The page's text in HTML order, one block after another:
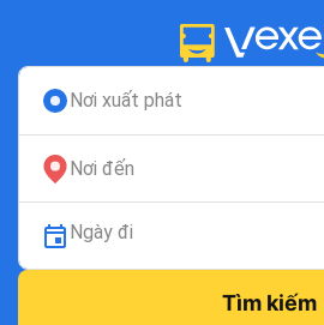
Nơi xuất phát
Nơi đến
Ngày đi
Tìm kiếm